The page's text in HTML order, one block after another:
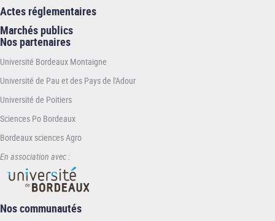
Actes réglementaires
Marchés publics
Nos partenaires
Université Bordeaux Montaigne
Université de Pau et des Pays de l'Adour
Université de Poitiers
Sciences Po Bordeaux
Bordeaux sciences Agro
En association avec :
Nos communautés